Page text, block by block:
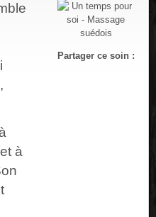
à
Partager ce soin :